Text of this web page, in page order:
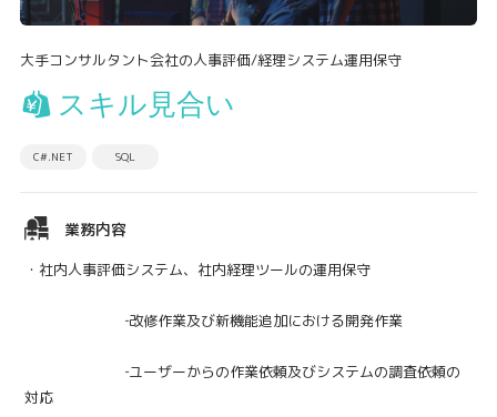
大手コンサルタント会社の人事評価/経理システム運用保守
スキル見合い
C#.NET SQL
業務内容
・社内人事評価システム、社内経理ツールの運用保守
‐改修作業及び新機能追加における開発作業
‐ユーザーからの作業依頼及びシステムの調査依頼の
対応